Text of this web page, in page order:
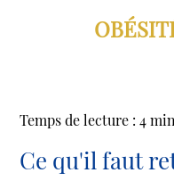
Temps de lecture : 4
Ce qu'il faut